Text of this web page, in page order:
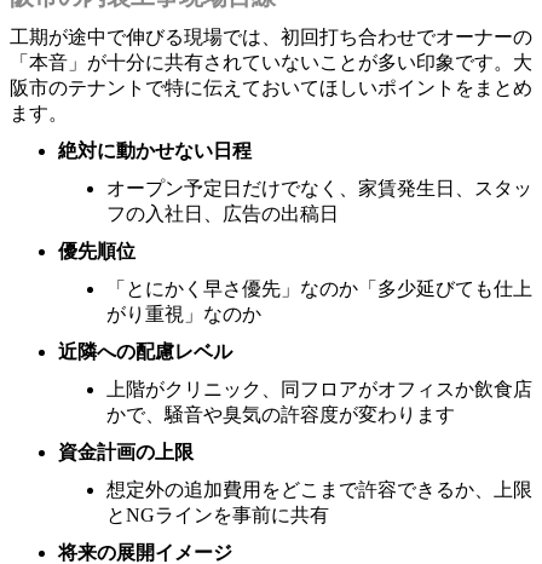
工期が途中で伸びる現場では、初回打ち合わせでオーナーの
「本音」が十分に共有されていないことが多い印象です。大
阪市のテナントで特に伝えておいてほしいポイントをまとめ
ます。
絶対に動かせない日程
オープン予定日だけでなく、家賃発生日、スタッ
フの入社日、広告の出稿日
優先順位
「とにかく早さ優先」なのか「多少延びても仕上
がり重視」なのか
近隣への配慮レベル
上階がクリニック、同フロアがオフィスか飲食店
かで、騒音や臭気の許容度が変わります
資金計画の上限
想定外の追加費用をどこまで許容できるか、上限
とNGラインを事前に共有
将来の展開イメージ